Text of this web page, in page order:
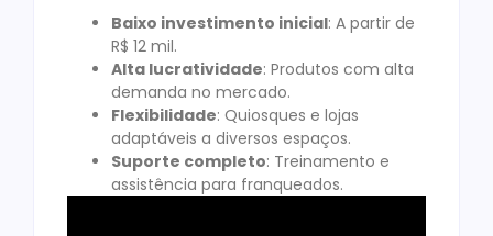
Baixo investimento inicial: A partir de
R$ 12 mil.
Alta lucratividade: Produtos com alta
demanda no mercado.
Flexibilidade: Quiosques e lojas
adaptáveis a diversos espaços.
Suporte completo: Treinamento e
assistência para franqueados.